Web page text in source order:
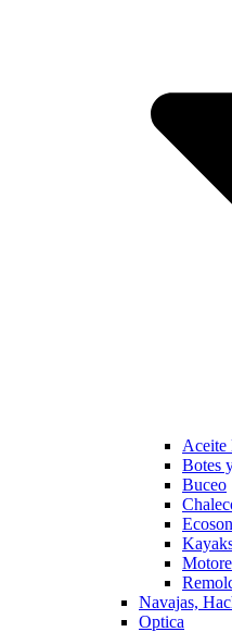
Aceite
Botes
Buceo
Navajas,
Optica